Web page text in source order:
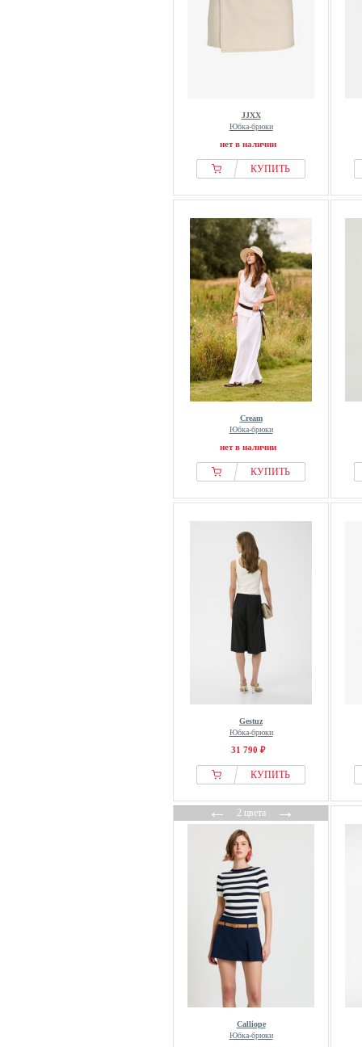
JJXX
Юбка-брюки
нет в наличии
КУПИТЬ
Cream
Юбка-брюки
нет в наличии
КУПИТЬ
Gestuz
Юбка-брюки
31 790 ₽
КУПИТЬ
←2 цвета→
Calliope
Юбка-брюки